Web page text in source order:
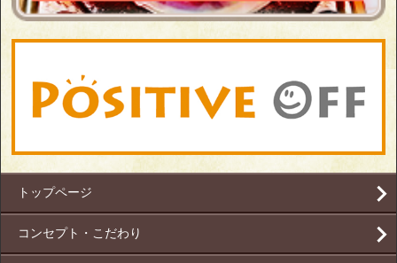
トップページ
コンセプト・こだわり